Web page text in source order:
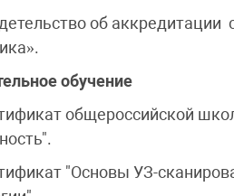
об аккредитации
обучение
общероссийской
"Основы УЗ-